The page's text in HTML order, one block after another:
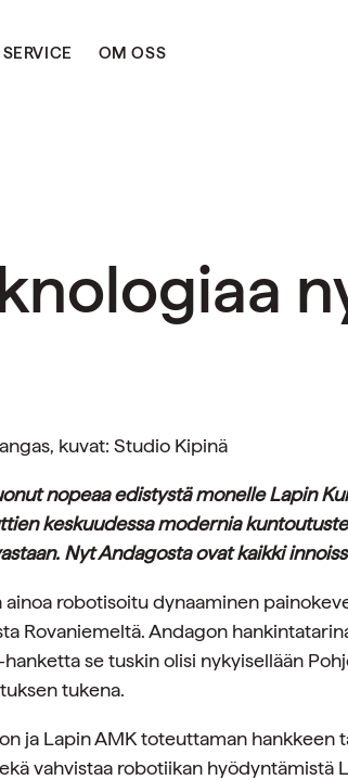
SERVICE OM OSS
kuvat: Studio Kipinä
nopeaa edistystä monelle Lapin
keskuudessa modernia
Nyt Andagosta ovat kaikki
ainoa robotisoitu dynaaminen
Rovaniemeltä. Andagon
se tuskin olisi nykyisellään
tukena.
ja Lapin AMK toteuttaman hankkeen
vahvistaa robotiikan hyödyntämistä